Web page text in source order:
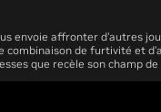
envoie affronter d’autres
de furtivité et
que recèle son champ